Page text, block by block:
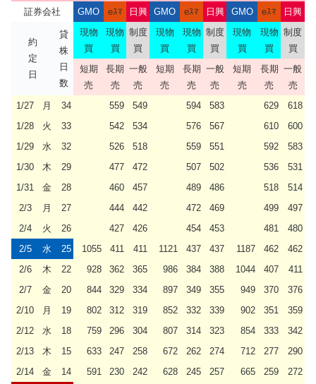
証券会社
GMO eｽﾏ 日興 GMO eｽﾏ 日興 GMO eｽﾏ 日興
約
定
日
貸
株
日
数
現物
買
現物
買
制度
買
現物
買
現物
買
制度
買
現物
買
現物
買
制度
買
短期
売
長期
売
一般
売
短期
売
長期
売
一般
売
短期
売
長期
売
一般
売
1/27
月 34 559 549 594 583 629
618
1/28
火 33 542 534 576 567 610
600
1/29
水 32 526 518 559 551 592
583
1/30
木 29 477 472 507 502 536
531
1/31
金 28 460 457 489 486 518
514
2/3
月 27 444 442 472 469 499
497
2/4
火 26 427 426 454 453 481
480
2/5
水 25 1055 411 411 1121 437 437 1187 462
462
2/6
木 22 928 362 365 986 384 388 1044 407
411
2/7
金 20 844 329 334 897 349 355 949 370
376
2/10
月 19 802 312 319 852 332 339 902 351
359
2/12
水 18 759 296 304 807 314 323 854 333
342
2/13
木 15 633 247 258 672 262 274 712 277
290
2/14
金 14 591 230 242 628 245 257 665 259
272